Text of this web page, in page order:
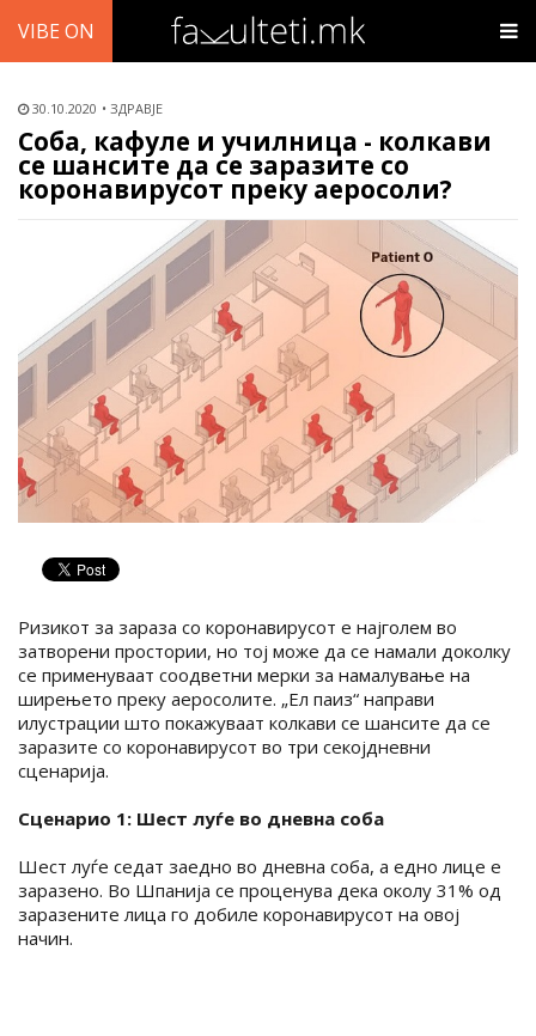
VIBE ON
30.10.2020 ЗДРАВЈЕ
Соба, кафуле и училница - колкави
се шансите да се заразите со
коронавирусот преку аеросоли?
Ризикот за зараза со коронавирусот е најголем во
затворени простории, но тој може да се намали доколку
се применуваат соодветни мерки за намалување на
ширењето преку аеросолите. „Ел паиз“ направи
илустрации што покажуваат колкави се шансите да се
заразите со коронавирусот во три секојдневни
сценарија.
Сценарио 1: Шест луѓе во дневна соба
Шест луѓе седат заедно во дневна соба, а едно лице е
заразено. Во Шпанија се проценува дека околу 31% од
заразените лица го добиле коронавирусот на овој
начин.